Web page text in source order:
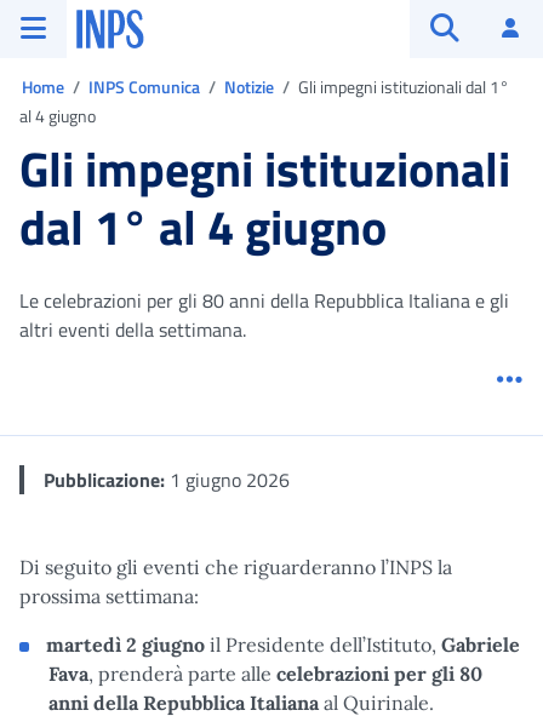
Vai al menu principale
Vai al contenuto principale
Vai al pie' di pagina
INPS ()
Home INPS Comunica Notizie
Gli impegni istituzionali dal 1°
al 4 giugno
Gli impegni istituzionali
dal 1° al 4 giugno
Le celebrazioni per gli 80 anni della Repubblica Italiana e gli
altri eventi della settimana.
Pubblicazione: 1 giugno 2026
Di seguito gli eventi che riguarderanno l’INPS la
prossima settimana:
martedì 2 giugno il Presidente dell’Istituto, Gabriele
Fava, prenderà parte alle celebrazioni per gli 80
anni della Repubblica Italiana al Quirinale.